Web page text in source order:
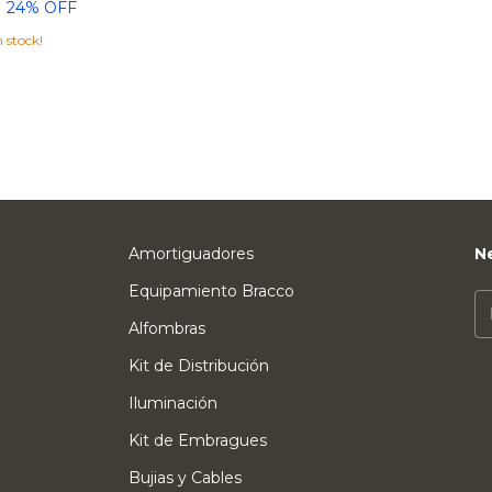
24% OFF
stock!
Amortiguadores
Equipamiento Bracco
Alfombras
Kit de Distribución
Iluminación
Kit de Embragues
Bujias y Cables